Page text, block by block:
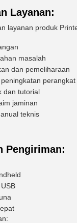
Layanan:
layanan produk
masalah
dan pemeliharaan
dan tutorial
jaminan
teknis
Pengiriman: